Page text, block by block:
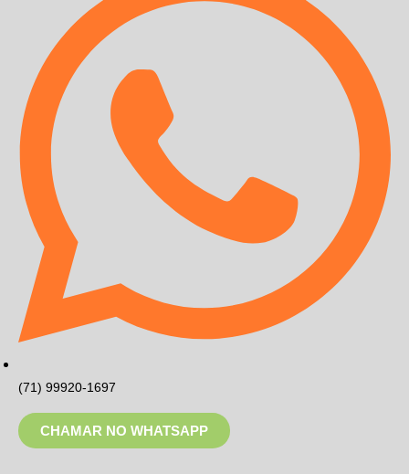
(71) 99920-1697
CHAMAR NO WHATSAPP